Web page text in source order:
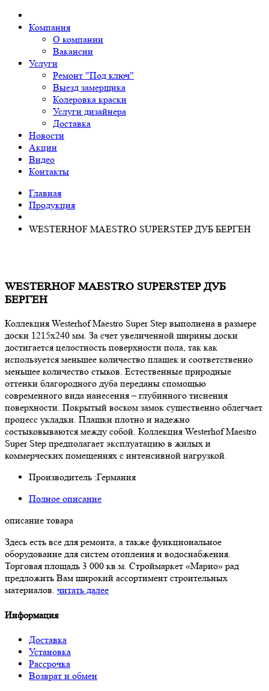
Компания
О компании
Вакансии
Услуги
Ремонт "Под ключ"
Выезд замерщика
Колеровка краски
Услуги дизайнера
Доставка
Новости
Акции
Видео
Контакты
Главная
Продукция
WESTERHOF MAESTRO SUPERSTEP ДУБ БЕРГЕН
WESTERHOF MAESTRO SUPERSTEP ДУБ
БЕРГЕН
Коллекция Westerhof Maestro Super Step выполнена в размере
доски 1215х240 мм. За счет увеличенной ширины доски
достигается целостность поверхности пола, так как
используется меньшее количество плашек и соответственно
меньшее количество стыков. Естественные природные
оттенки благородного дуба переданы спомощью
современного вида нанесения – глубинного тиснения
поверхности. Покрытый воском замок существенно облегчает
процесс укладки. Плашки плотно и надежно
состыковываются между собой. Коллекция Westerhof Maestro
Super Step предполагает эксплуатацию в жилых и
коммерческих помещениях с интенсивной нагрузкой.
Производитель :Германия
Полное описание
описание товара
Здесь есть все для ремонта, а также функциональное
оборудование для систем отопления и водоснабжения.
Торговая площадь 3 000 кв.м. Строймаркет «Марио» рад
предложить Вам широкий ассортимент строительных
материалов. читать далее
Информация
Доставка
Установка
Рассрочка
Возврат и обмен